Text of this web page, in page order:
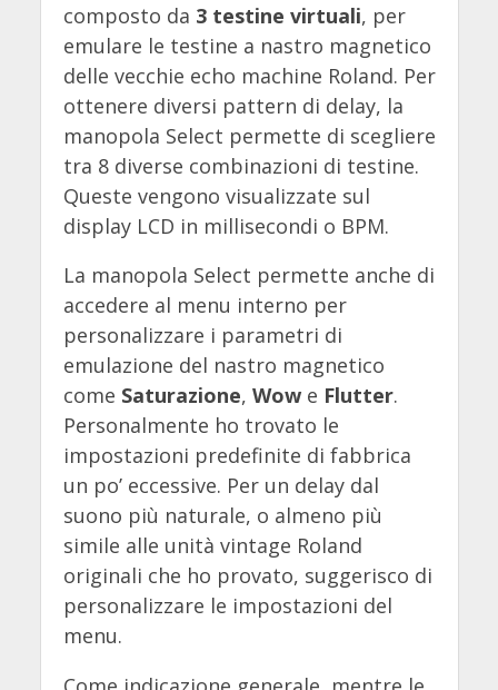
composto da 3 testine virtuali, per
emulare le testine a nastro magnetico
delle vecchie echo machine Roland. Per
ottenere diversi pattern di delay, la
manopola Select permette di scegliere
tra 8 diverse combinazioni di testine.
Queste vengono visualizzate sul
display LCD in millisecondi o BPM.
La manopola Select permette anche di
accedere al menu interno per
personalizzare i parametri di
emulazione del nastro magnetico
come Saturazione, Wowe Flutter.
Personalmente ho trovato le
impostazioni predefinite di fabbrica
un po’ eccessive. Per un delay dal
suono più naturale, o almeno più
simile alle unità vintage Roland
originali che ho provato, suggerisco di
personalizzare le impostazioni del
menu.